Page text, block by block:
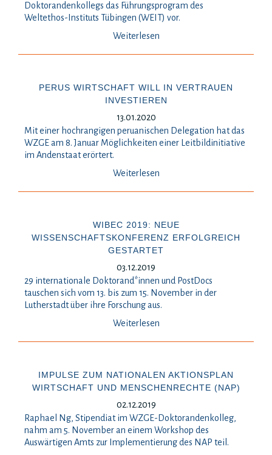
Doktorandenkollegs das Führungsprogram des
Weltethos-Instituts Tübingen (WEIT) vor.
Weiterlesen
PERUS WIRTSCHAFT WILL IN VERTRAUEN
INVESTIEREN
13.01.2020
Mit einer hochrangigen peruanischen Delegation hat das
WZGE am 8. Januar Möglichkeiten einer Leitbildinitiative
im Andenstaat erörtert.
Weiterlesen
WIBEC 2019: NEUE
WISSENSCHAFTSKONFERENZ ERFOLGREICH
GESTARTET
03.12.2019
29 internationale Doktorand*innen und PostDocs
tauschen sich vom 13. bis zum 15. November in der
Lutherstadt über ihre Forschung aus.
Weiterlesen
IMPULSE ZUM NATIONALEN AKTIONSPLAN
WIRTSCHAFT UND MENSCHENRECHTE (NAP)
02.12.2019
Raphael Ng, Stipendiat im WZGE-Doktorandenkolleg,
nahm am 5. November an einem Workshop des
Auswärtigen Amts zur Implementierung des NAP teil.